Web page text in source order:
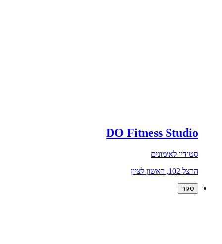
DO Fitness Studio
סטודיו לאימונים
הרצל 102, ראשון לציון
סגור